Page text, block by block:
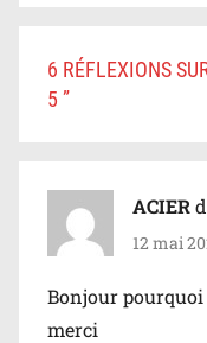
6 RÉFLEXIONS
5 ”
ACIER
12 mai
Bonjour
merci